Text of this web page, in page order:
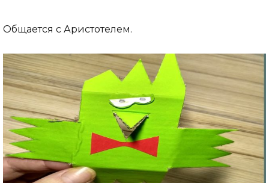
Общается с Аристотелем.